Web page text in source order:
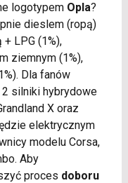
logotypem Opla?
dieslem (ropą)
LPG (1%),
ziemnym (1%),
Dla fanów
silniki hybrydowe
X oraz
elektrycznym
modelu Corsa,
Aby
proces doboru